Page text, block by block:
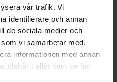
vår trafik. Vi
identifierare och annan
de sociala medier och
vi samarbetar med.
informationen med annan
eller som de har